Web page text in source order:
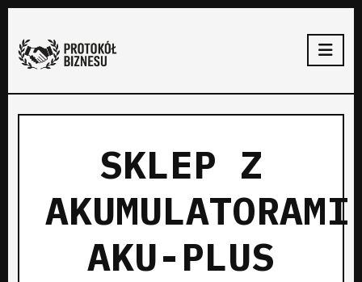
SKLEP Z
AKUMULATORAMI
AKU-PLUS